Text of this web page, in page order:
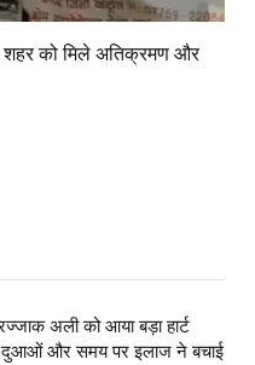
शहर को मिले अतिक्रमण और
अली को आया बड़ा हार्ट
दुआओं और समय पर इलाज ने बचाई